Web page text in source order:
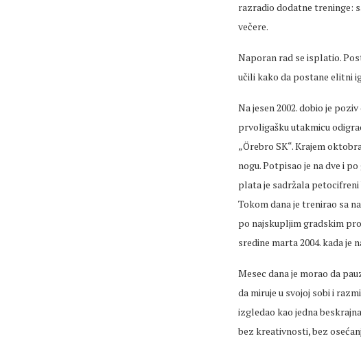
razradio dodatne treninge:
večere.
Naporan rad se isplatio.
učili kako da postane elitni
Na jesen 2002. dobio je
prvoligašku utakmicu
„Örebro SK“. Krajem
nogu. Potpisao je na dve i
plata je sadržala petocifreni
Tokom dana je trenirao sa
po najskupljim gradskim
sredine marta 2004. kada je
Mesec dana je morao da
da miruje u svojoj sobi i
izgledao kao jedna
bez kreativnosti, bez